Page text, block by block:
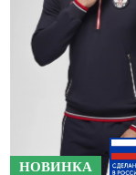
Ханты-Мансийский
Челябинская область (2)
Ямало-Ненецкий
Ярославская область (1)
НОВИНКА